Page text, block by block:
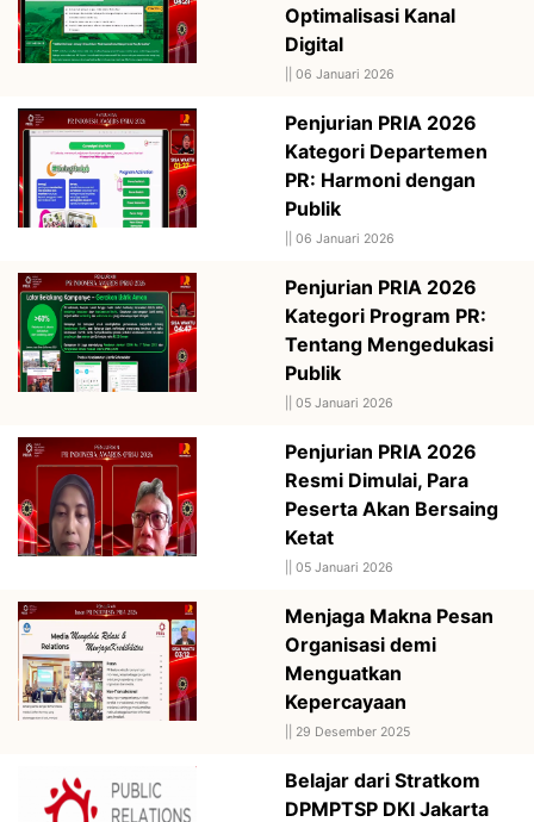
Optimalisasi Kanal
Digital
06 Januari 2026
Penjurian PRIA 2026
Kategori Departemen
PR: Harmoni dengan
Publik
06 Januari 2026
Penjurian PRIA 2026
Kategori Program PR:
Tentang Mengedukasi
Publik
05 Januari 2026
Penjurian PRIA 2026
Resmi Dimulai, Para
Peserta Akan Bersaing
Ketat
05 Januari 2026
Menjaga Makna Pesan
Organisasi demi
Menguatkan
Kepercayaan
29 Desember 2025
Belajar dari Stratkom
DPMPTSP DKI Jakarta